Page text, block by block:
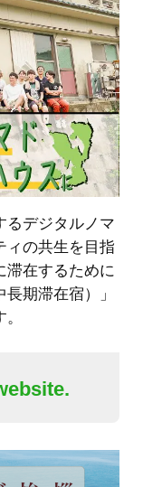
るデジタルノマ
ィの共生を目指
滞在するために
期滞在宿）」